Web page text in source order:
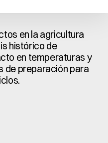
en la agricultura
histórico de
en temperaturas y
de preparación para